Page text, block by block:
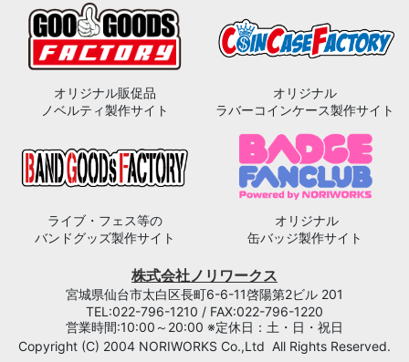
オリジナル販促品
ノベルティ製作サイト
オリジナル
ラバーコインケース製作サイト
ライブ・フェス等の
バンドグッズ製作サイト
オリジナル
缶バッジ製作サイト
株式会社ノリワークス
宮城県仙台市太白区長町6-6-11啓陽第2ビル 201
TEL:022-796-1210 / FAX:022-796-1220
営業時間:10:00～20:00 ※定休日：土・日・祝日
Copyright (C) 2004 NORIWORKS Co.,Ltd All Rights Reserved.